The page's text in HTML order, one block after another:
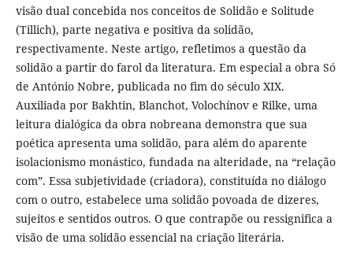
visão dual concebida nos conceitos de Solidão e Solitude
(Tillich), parte negativa e positiva da solidão,
respectivamente. Neste artigo, refletimos a questão da
solidão a partir do farol da literatura. Em especial a obra Só
de António Nobre, publicada no fim do século XIX.
Auxiliada por Bakhtin, Blanchot, Volochínov e Rilke, uma
leitura dialógica da obra nobreana demonstra que sua
poética apresenta uma solidão, para além do aparente
isolacionismo monástico, fundada na alteridade, na “relação
com”. Essa subjetividade (criadora), constituída no diálogo
com o outro, estabelece uma solidão povoada de dizeres,
sujeitos e sentidos outros. O que contrapõe ou ressignifica a
visão de uma solidão essencial na criação literária.